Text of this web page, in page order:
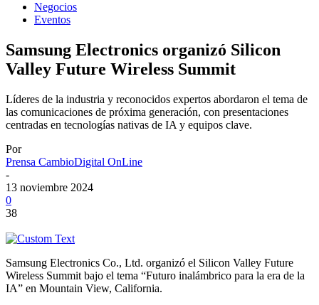
Negocios
Eventos
Samsung Electronics organizó Silicon
Valley Future Wireless Summit
Líderes de la industria y reconocidos expertos abordaron el tema de
las comunicaciones de próxima generación, con presentaciones
centradas en tecnologías nativas de IA y equipos clave.
Por
Prensa CambioDigital OnLine
-
13 noviembre 2024
0
38
Samsung Electronics Co., Ltd. organizó el Silicon Valley Future
Wireless Summit bajo el tema “Futuro inalámbrico para la era de la
IA” en Mountain View, California.